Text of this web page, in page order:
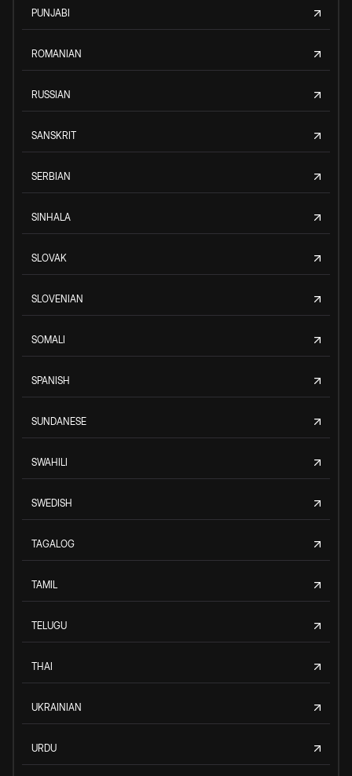
PUNJABI
ROMANIAN
RUSSIAN
SANSKRIT
SERBIAN
SINHALA
SLOVAK
SLOVENIAN
SOMALI
SPANISH
SUNDANESE
SWAHILI
SWEDISH
TAGALOG
TAMIL
TELUGU
THAI
UKRAINIAN
URDU